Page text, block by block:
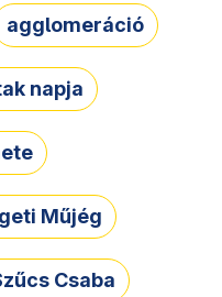
agglomeráció
napja
Műjég
Csaba